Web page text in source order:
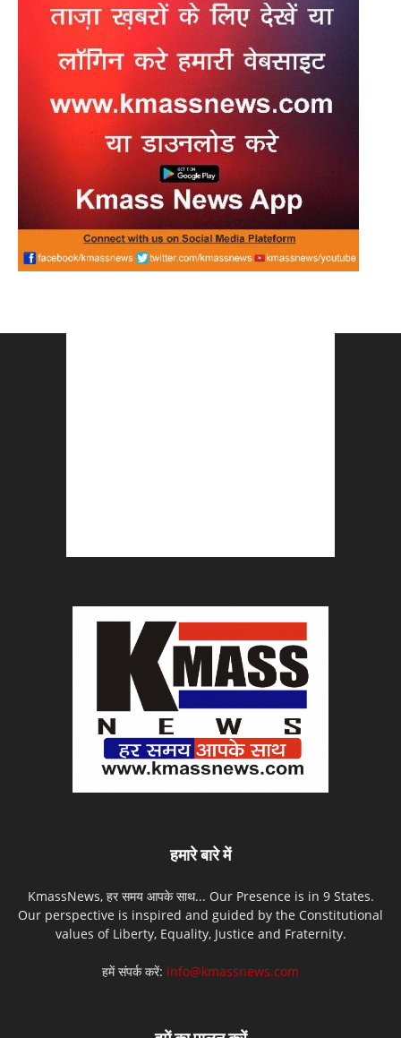
हमारे बारे में
KmassNews, हर समय आपके साथ... Our Presence is in 9 States.
Our perspective is inspired and guided by the Constitutional
values of Liberty, Equality, Justice and Fraternity.
हमें संपर्क करें: info@kmassnews.com